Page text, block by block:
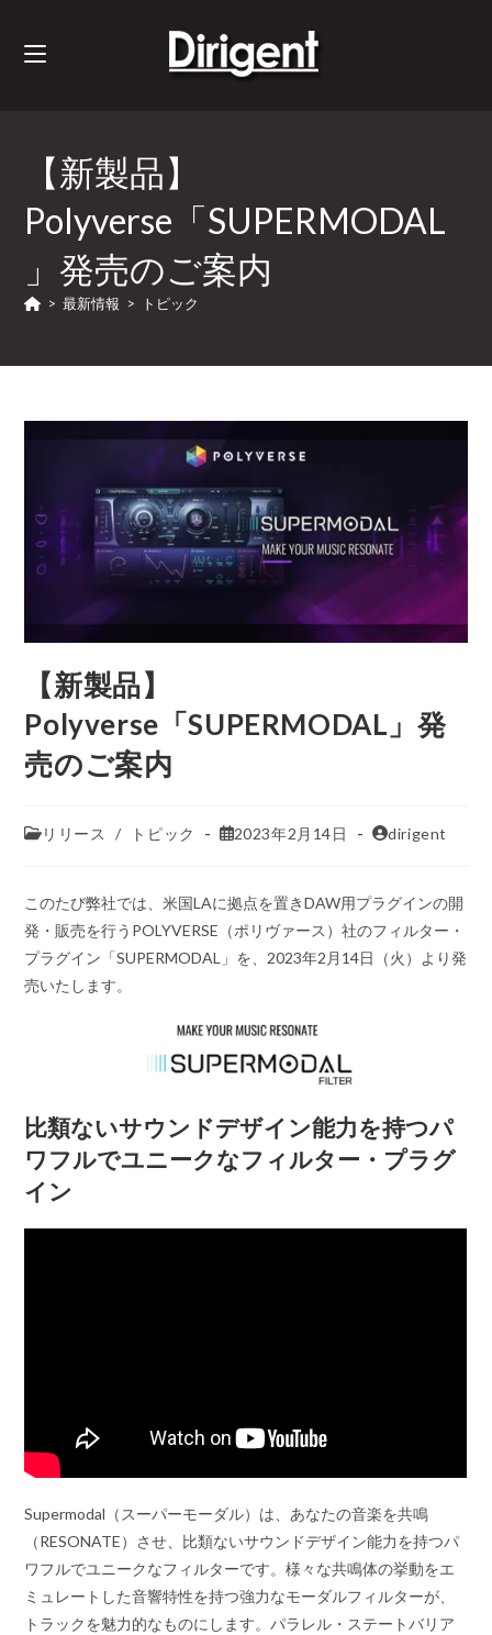
【新製品】
Polyverse「SUPERMODAL
」発売のご案内
> 最新情報 > トピック
【新製品】
Polyverse「SUPERMODAL」発
売のご案内
リリース / トピック 2023年2月14日 dirigent
このたび弊社では、米国LAに拠点を置きDAW用プラグインの開
発・販売を行うPOLYVERSE（ポリヴァース）社のフィルター・
プラグイン「SUPERMODAL」を、2023年2月14日（火）より発
売いたします。
比類ないサウンドデザイン能力を持つパ
ワフルでユニークなフィルター・プラグ
イン
Supermodal（スーパーモーダル）は、あなたの音楽を共鳴
（RESONATE）させ、比類ないサウンドデザイン能力を持つパ
ワフルでユニークなフィルターです。様々な共鳴体の挙動をエ
ミュレートした音響特性を持つ強力なモーダルフィルターが、
トラックを魅力的なものにします。パラレル・ステートバリア